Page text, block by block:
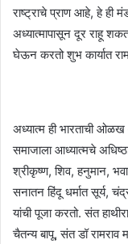
राष्ट्राचे प्राण आहे, हे ही
अध्यात्मापासून दूर राहू शकत
घेऊन करतो शुभ कार्यात
अध्यात्म ही भारताची
समाजाला आध्यात्मचे
श्रीकृष्ण, शिव, हनुमान,
सनातन हिंदू धर्मात सूर्य,
यांची पूजा करतो. संत
चैतन्य बापू, संत डॉ रामराव